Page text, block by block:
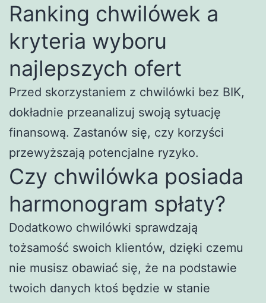
Ranking chwilówek a
kryteria wyboru
najlepszych ofert
Przed skorzystaniem z chwilówki bez BIK,
dokładnie przeanalizuj swoją sytuację
finansową. Zastanów się, czy korzyści
przewyższają potencjalne ryzyko.
Czy chwilówka posiada
harmonogram spłaty?
Dodatkowo chwilówki sprawdzają
tożsamość swoich klientów, dzięki czemu
nie musisz obawiać się, że na podstawie
twoich danych ktoś będzie w stanie